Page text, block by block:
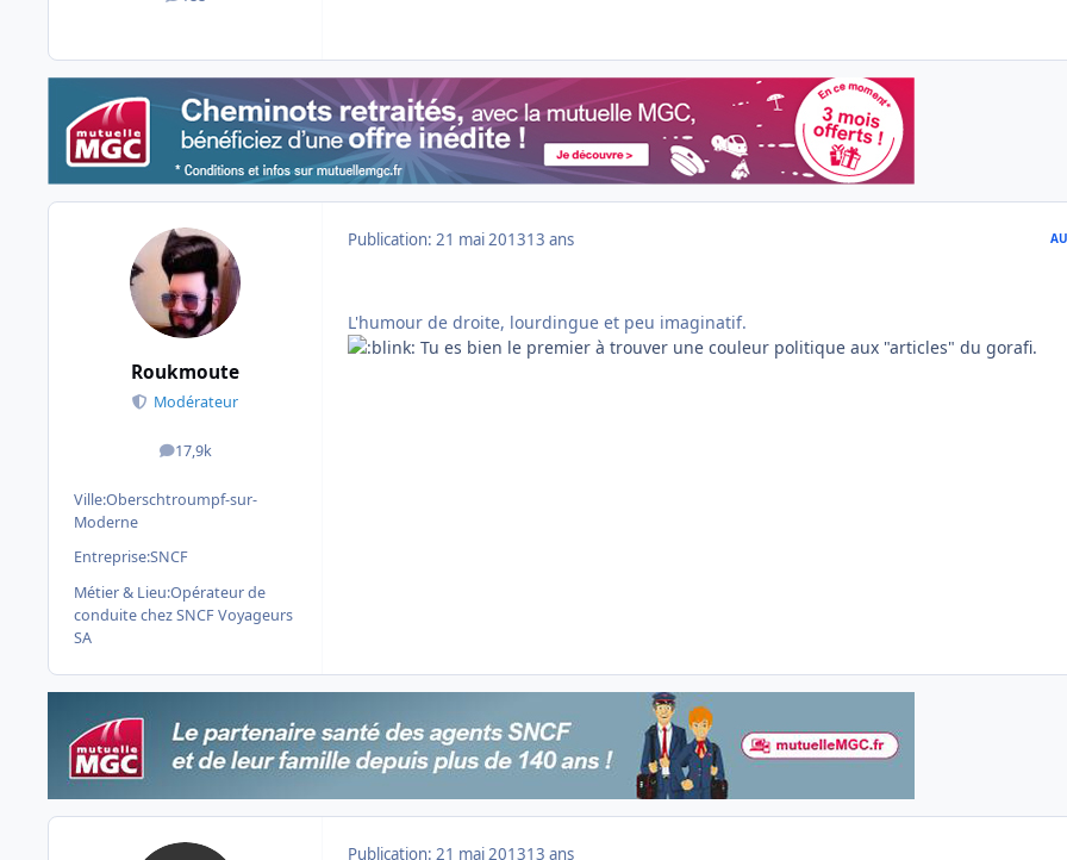
Roukmoute
Modérateur
17,9k
messages
Ville:Oberschtroumpf-sur-
Moderne
Entreprise:SNCF
Métier & Lieu:Opérateur de
conduite chez SNCF Voyageurs
SA
Publication: 21 mai 201313 ans
L'humour de droite, lourdingue et peu imaginatif.
Tu es bien le premier à trouver une couleur politique aux "articles" du gorafi.
Publication: 21 mai 201313 ans